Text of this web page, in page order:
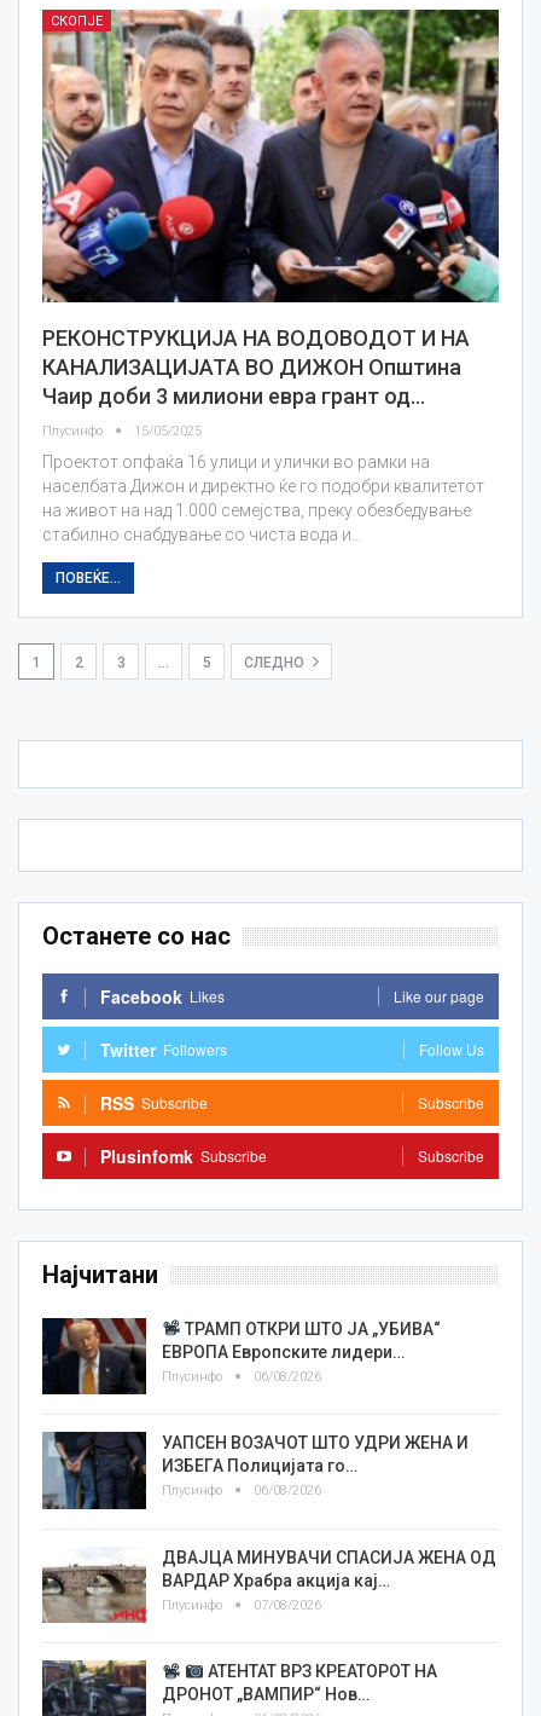
СКОПЈЕ
РЕКОНСТРУКЦИЈА НА ВОДОВОДОТ И НА
КАНАЛИЗАЦИЈАТА ВО ДИЖОН Општина
Чаир доби 3 милиони евра грант од…
Плусинфо 15/05/2025
Проектот опфаќа 16 улици и улички во рамки на
населбата Дижон и директно ќе го подобри квалитетот
на живот на над 1.000 семејства, преку обезбедување
стабилно снабдување со чиста вода и…
ПОВЕЌЕ...
1 2 3 5 СЛЕДНО
Останете со нас
Facebook Likes Like our page
Twitter Followers Follow Us
RSS Subscribe Subscribe
Plusinfomk Subscribe Subscribe
Најчитани
ТРАМП ОТКРИ ШТО ЈА „УБИВА“
ЕВРОПА Европските лидери…
Плусинфо 06/08/2026
УАПСЕН ВОЗАЧОТ ШТО УДРИ ЖЕНА И
ИЗБЕГА Полицијата го…
Плусинфо 06/08/2026
ДВАЈЦА МИНУВАЧИ СПАСИЈА ЖЕНА ОД
ВАРДАР Храбра акција кај…
Плусинфо 07/08/2026
АТЕНТАТ ВРЗ КРЕАТОРОТ НА
ДРОНОТ „ВАМПИР“ Нов…